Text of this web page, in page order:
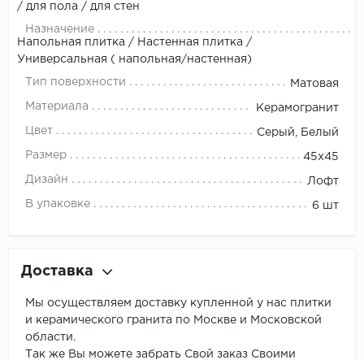
/ для пола / для стен
Назначение
Напольная плитка / Настенная плитка /
Универсальная ( напольная/настенная)
Тип поверхности Матовая
Материала Керамогранит
Цвет Серый, Белый
Размер 45x45
Дизайн Лофт
В упаковке 6 шт
Доставка
Мы осуществляем доставку купленной у нас плитки
и керамического гранита по Москве и Московской
области.
Так же Вы можете забрать Свой заказ Своими